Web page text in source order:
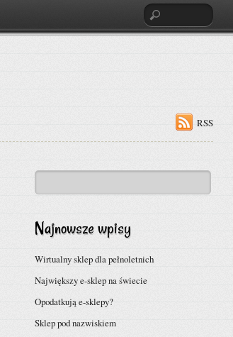
RSS
Najnowsze wpisy
Wirtualny sklep dla pełnoletnich
Największy e-sklep na świecie
Opodatkują e-sklepy?
Sklep pod nazwiskiem